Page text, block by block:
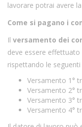
lavorare potrai avere
Come si pagano i
Il versamento dei
deve essere
rispettando le seguenti
Versamento 1°
Versamento 2°
Versamento 3°
Versamento 4°